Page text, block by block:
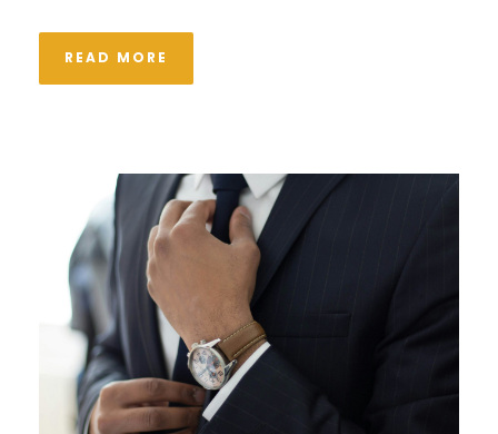
READ MORE